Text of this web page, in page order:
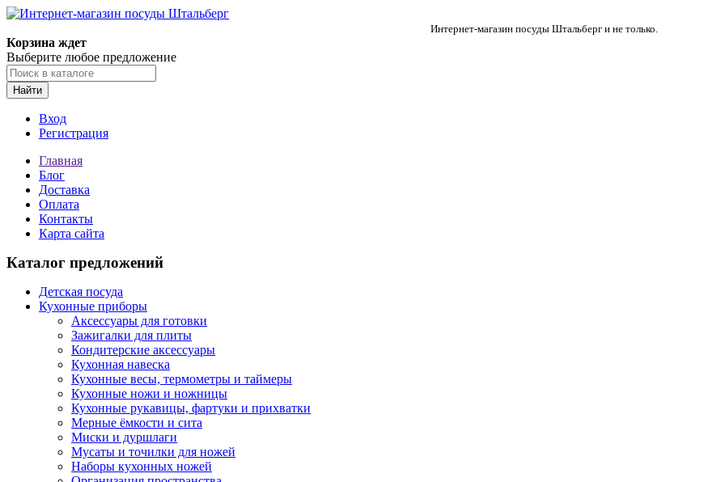
Интернет-магазин посуды Штальберг и не только.
Корзина ждет
Выберите любое предложение
Найти
Вход
Регистрация
Главная
Блог
Доставка
Оплата
Контакты
Карта сайта
Каталог предложений
Детская посуда
Кухонные приборы
Аксессуары для готовки
Зажигалки для плиты
Кондитерские аксессуары
Кухонная навеска
Кухонные весы, термометры и таймеры
Кухонные ножи и ножницы
Кухонные рукавицы, фартуки и прихватки
Мерные ёмкости и сита
Миски и дуршлаги
Мусаты и точилки для ножей
Наборы кухонных ножей